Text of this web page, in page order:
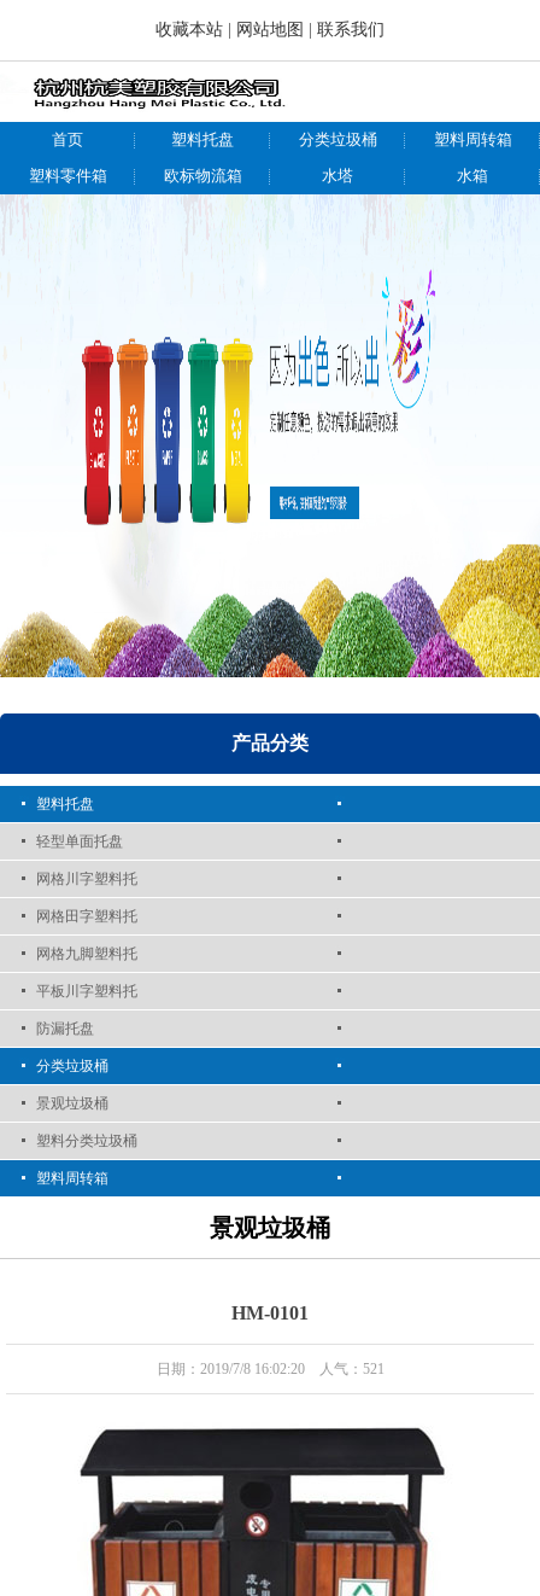
收藏本站 网站地图 联系我们
首页 塑料托盘 分类垃圾桶
塑料周转箱
塑料零件箱
欧标物流箱 水塔
水箱
产品分类
塑料托盘
轻型单面托盘
网格川字塑料托
网格田字塑料托
网格九脚塑料托
平板川字塑料托
防漏托盘
分类垃圾桶
景观垃圾桶
塑料分类垃圾桶
塑料周转箱
景观垃圾桶
HM-0101
日期：2019/7/8 16:02:20 人气： 521